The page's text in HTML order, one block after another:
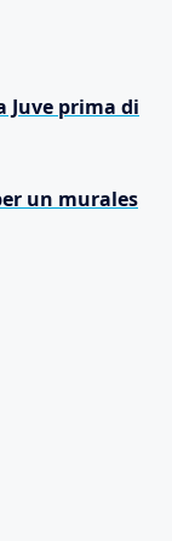
Juve prima di
un murales